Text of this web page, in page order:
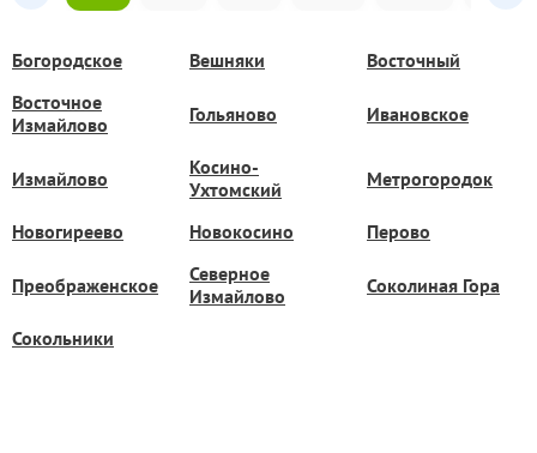
Богородское Вешняки
Восточный
Восточное
Измайлово
Гольяново Ивановское
Измайлово
Косино-
Ухтомский
Метрогородок
Новогиреево Новокосино Перово
Преображенское
Северное
Измайлово
Соколиная Гора
Сокольники